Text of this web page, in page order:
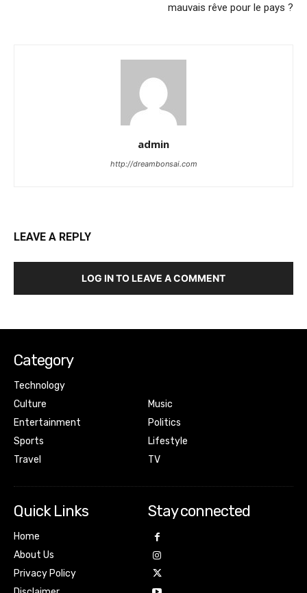
mauvais rêve pour le pays ?
admin
http://dreambonsai.com
LEAVE A REPLY
LOG IN TO LEAVE A COMMENT
Category
Technology
Culture
Entertainment
Sports
Travel
Music
Politics
Lifestyle
TV
Quick Links
Home
About Us
Privacy Policy
Stay connected